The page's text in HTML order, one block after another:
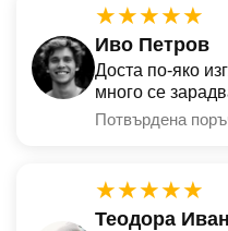
★★★★★
Иво Петров
Доста по-яко
много се
Потвърдена
★★★★★
Теодора